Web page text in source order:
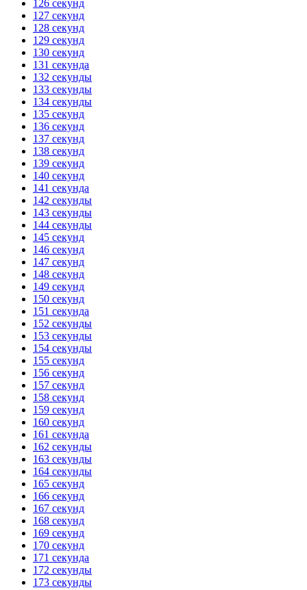
126 секунд
127 секунд
128 секунд
129 секунд
130 секунд
131 секунда
132 секунды
133 секунды
134 секунды
135 секунд
136 секунд
137 секунд
138 секунд
139 секунд
140 секунд
141 секунда
142 секунды
143 секунды
144 секунды
145 секунд
146 секунд
147 секунд
148 секунд
149 секунд
150 секунд
151 секунда
152 секунды
153 секунды
154 секунды
155 секунд
156 секунд
157 секунд
158 секунд
159 секунд
160 секунд
161 секунда
162 секунды
163 секунды
164 секунды
165 секунд
166 секунд
167 секунд
168 секунд
169 секунд
170 секунд
171 секунда
172 секунды
173 секунды